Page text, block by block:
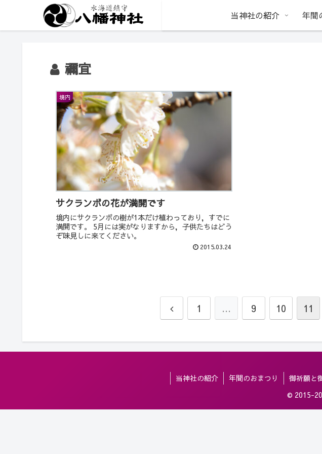
当神社の紹介 年間
禰宜
境内
サクランボの花が満開です
境内にサクランボの樹が1本だけ植わっており，すでに
満開です。 5月には実がなりますから，子供たちはどう
ぞ味見しに来てください。
2015.03.24
前
1 … 9 10 11
当神社の紹介 年間のおまつり 御祈願と
© 2015-